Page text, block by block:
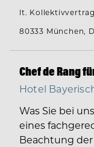
lt. Kollektivvertrag
80333 München,
Chef de Rang
Hotel
Was Sie bei
eines
Beachtung